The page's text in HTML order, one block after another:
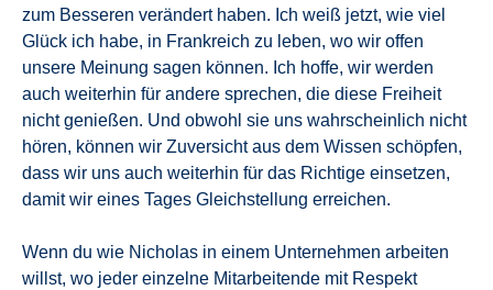
zum Besseren verändert haben. Ich weiß jetzt, wie viel
Glück ich habe, in Frankreich zu leben, wo wir offen
unsere Meinung sagen können. Ich hoffe, wir werden
auch weiterhin für andere sprechen, die diese Freiheit
nicht genießen. Und obwohl sie uns wahrscheinlich nicht
hören, können wir Zuversicht aus dem Wissen schöpfen,
dass wir uns auch weiterhin für das Richtige einsetzen,
damit wir eines Tages Gleichstellung erreichen.
Wenn du wie Nicholas in einem Unternehmen arbeiten
willst, wo jeder einzelne Mitarbeitende mit Respekt